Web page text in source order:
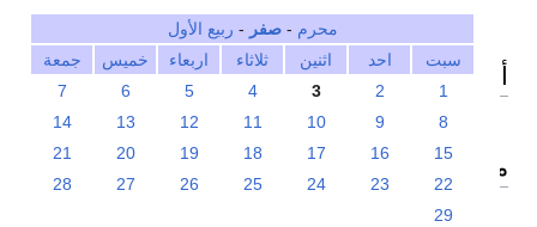
محرم -صفر - ربيع الأول
سبت
احد اثنين ثلاثاء اربعاء خميس
جمعة
1
2
3
4
5
6
7
8
9
10
11
12
13
14
15
16
17
18
19
20
21
22
23
24
25
26
27
28
29
أحداث
مواليد